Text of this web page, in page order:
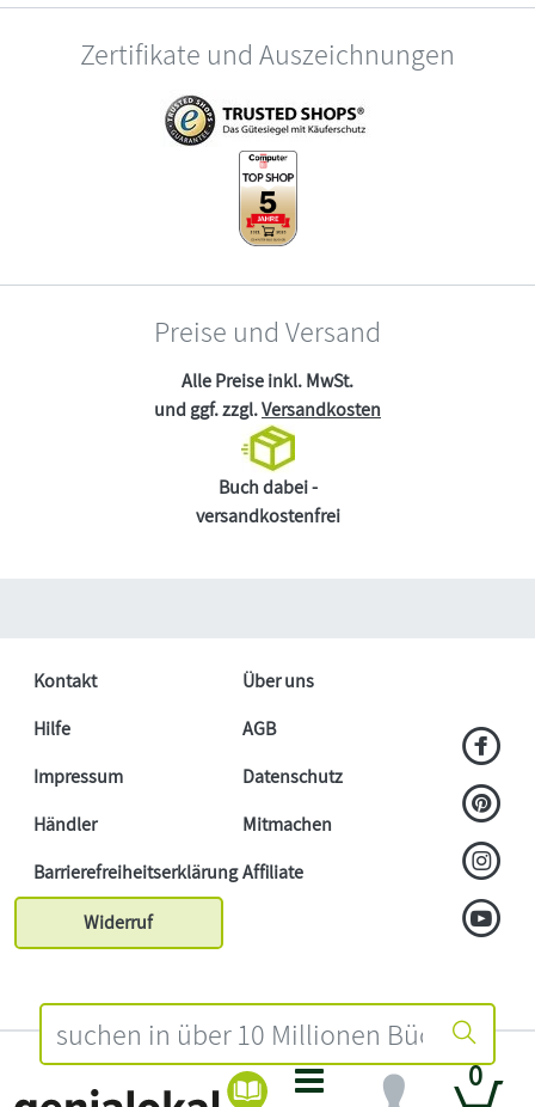
0
Zertifikate und Auszeichnungen
Preise und Versand
Alle Preise inkl. MwSt.
und ggf. zzgl.Versandkosten
Buch dabei -
versandkostenfrei
Kontakt
Über uns
Hilfe
AGB
Impressum
Datenschutz
Händler
Mitmachen
BarrierefreiheitserklärungAffiliate
Widerruf